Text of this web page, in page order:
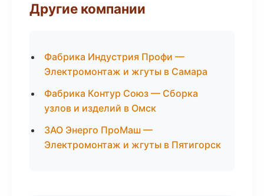
Другие компании
Фабрика Индустрия Профи —
Электромонтаж и жгуты в Самара
Фабрика Контур Союз — Сборка
узлов и изделий в Омск
ЗАО Энерго ПроМаш —
Электромонтаж и жгуты в Пятигорск